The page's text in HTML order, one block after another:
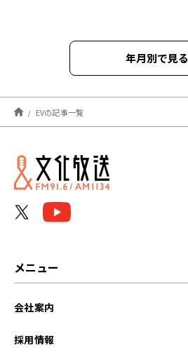
年月別で見る
2025年12月
2024年02月
2023年11月
EVの記事一覧
メニュー
会社案内
採用情報